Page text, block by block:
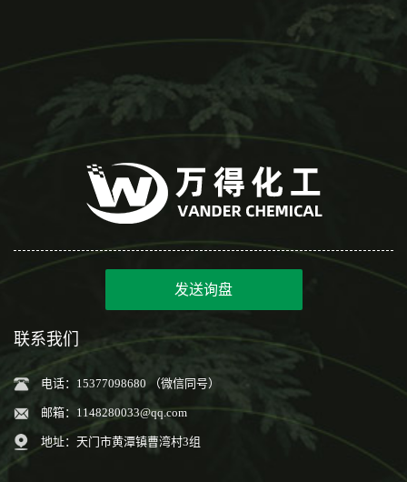
发送询盘
联系我们
电话：15377098680 （微信同号）
邮箱： 1148280033@qq.com
地址：天门市黄潭镇曹湾村3组